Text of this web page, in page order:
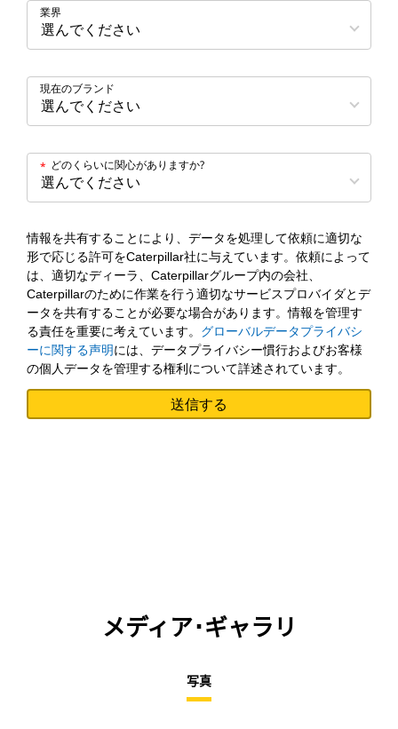
業界
現在のブランド
どのくらいに関心がありますか?
*
情報を共有することにより、データを処理して依頼に適切な
形で応じる許可をCaterpillar社に与えています。依頼によって
は、適切なディーラ、Caterpillarグループ内の会社、
Caterpillarのために作業を行う適切なサービスプロバイダとデ
ータを共有することが必要な場合があります。情報を管理す
る責任を重要に考えています。 グローバルデータプライバシ
ーに関する声明には、データプライバシー慣行およびお客様
の個人データを管理する権利について詳述されています。
メディア･ギャラリ
写真